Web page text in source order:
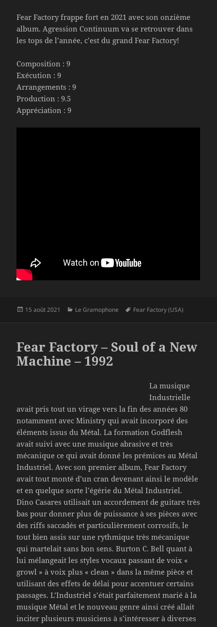
Fear Factory frappe fort en 2021 avec son onzième
album. Agression Continuum va se retrouver dans
les tops de l’année, c’est du grand Fear Factory!
Composition : 9
Exécution : 9
Arrangements : 9
Production : 9.5
Appréciation : 9
Publié
15 août 2021 Catégories
Le Gramophone
Mots-
Fear Factory (USA)
Fear Factory – Soul of a New
Machine – 1992
La musique
Industrielle
avait pris tout un virage vers la fin des années 80
notamment avec Ministry qui avait incorporé des
éléments issus du Métal. La formation Godflesh
avait suivi avec une musique abrasive et très
mécanique ce qui avait donné les prémices au Métal
Industriel. Avec son premier album, Fear Factory
avait tout monté d’un cran devenant ainsi le modèle
et en quelque sorte l’égérie du Métal Industriel.
Dino Casares utilisait un accordement de guitare très
bas pour donner plus de puissance à ses pièces avec
des riffs saccadés et particulièrement corrosifs, le
tout bien assis sur une rythmique très mécanique
qui martelait sans bon sens. Burton C. Bell quant à
lui mélangeait les styles vocaux passant de voix «
growl » à voix plus « clean » dans la même pièce et
utilisant des effets de délai pour accentuer certains
passages. L’Industriel s’était parfaitement marié à la
musique Métal et le nouveau genre ainsi créé allait
inciter plusieurs musiciens à s’intéresser à diverses